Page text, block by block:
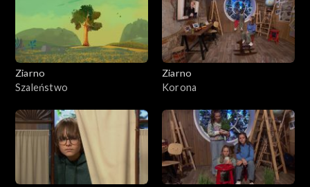
Ziarno
Szaleństwo
Ziarno
Korona